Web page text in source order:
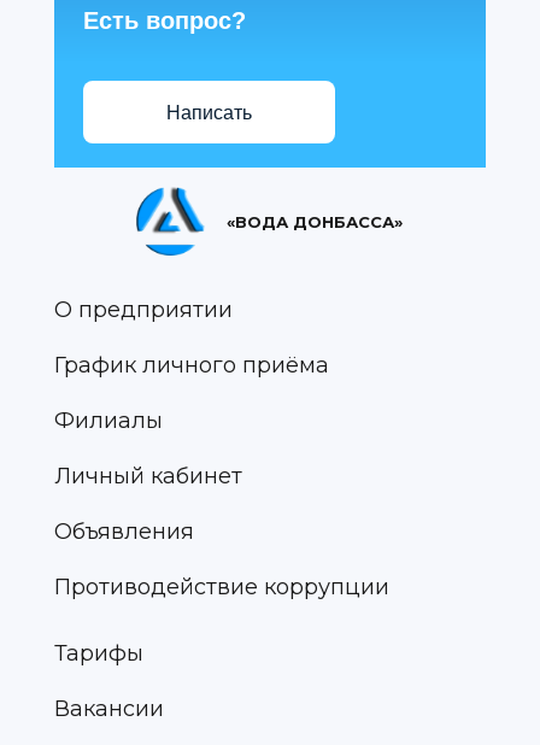
Есть вопрос?
Написать
«ВОДА ДОНБАССА»
О предприятии
График личного приёма
Филиалы
Личный кабинет
Объявления
Противодействие коррупции
Тарифы
Вакансии